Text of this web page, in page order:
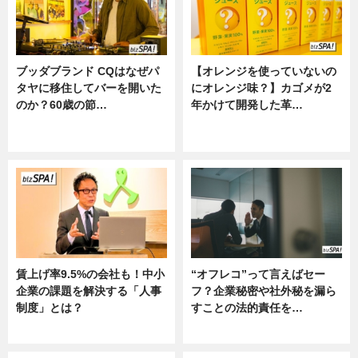
ブッダブランド CQはなぜパ
タヤに移住してバーを開いた
のか？60歳の節…
【オレンジを使っていないの
にオレンジ味？】カゴメが2
年かけて開発した革…
賃上げ率9.5%の会社も！中小
企業の課題を解決する「人事
制度」とは？
“オフレコ”って言えばセー
フ？企業秘密や社外秘を漏ら
すことの法的責任を…